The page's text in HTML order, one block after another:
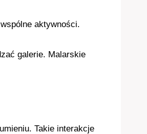
aktywności.
galerie. Malarskie
Takie interakcje